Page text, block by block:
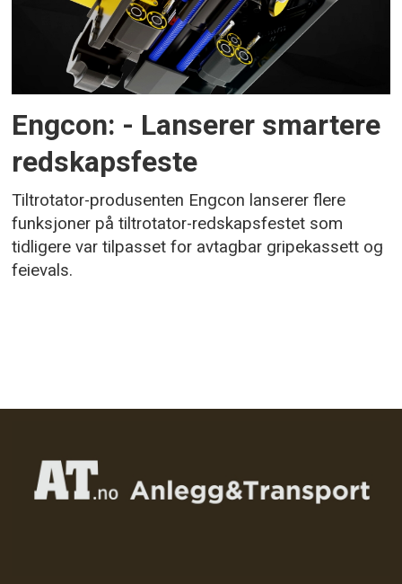
Engcon: - Lanserer smartere
redskapsfeste
Tiltrotator-produsenten Engcon lanserer flere
funksjoner på tiltrotator-redskapsfestet som
tidligere var tilpasset for avtagbar gripekassett og
feievals.